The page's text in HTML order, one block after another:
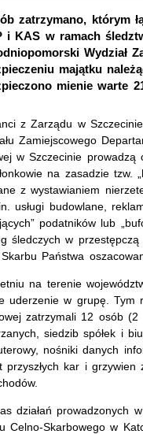
zatrzymano, którym
i KAS w ramach
Wydział
majątku
mienie warte
z Zarządu w
Zamiejscowego
w Szczecinie prowadzą
na zasadzie tzw.
z wystawianiem
usługi budowlane,
podatników lub
śledczych w
Państwa
na terenie
uderzenie w grupę. Tym
zatrzymali 12 osób
siedzib spółek i
nośniki danych
przyszłych kar i
działań prowadzonych
Celno-Skarbowego w